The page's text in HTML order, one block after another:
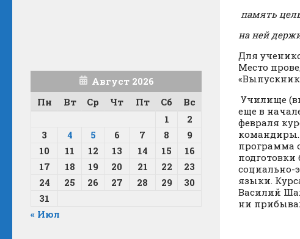
память
на ней
Для
Место
Училище
еще в
февраля
программа
социально-
языки.
Василий
ни
Август 2026
Пн
Вт Ср Чт Пт Сб
Вс
1
2
3
4 5 6 7 8
9
10
11 12 13 14 15
16
17
18 19 20 21 22
23
24
25 26 27 28 29
30
31
« Июл